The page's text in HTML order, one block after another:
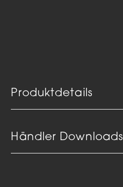
Produktdetails
Händler Downloads